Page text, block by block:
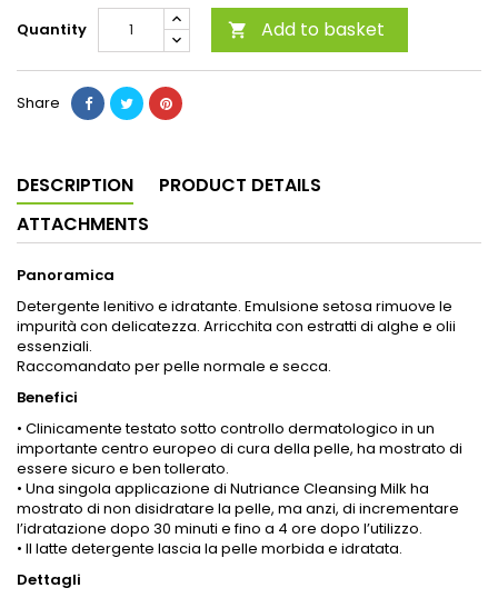
Quantity  Add to basket
Share
DESCRIPTION
PRODUCT DETAILS
ATTACHMENTS
Panoramica
Detergente lenitivo e idratante. Emulsione setosa rimuove le
impurità con delicatezza. Arricchita con estratti di alghe e olii
essenziali.
Raccomandato per pelle normale e secca.
Benefici
• Clinicamente testato sotto controllo dermatologico in un
importante centro europeo di cura della pelle, ha mostrato di
essere sicuro e ben tollerato.
• Una singola applicazione di Nutriance Cleansing Milk ha
mostrato di non disidratare la pelle, ma anzi, di incrementare
l’idratazione dopo 30 minuti e fino a 4 ore dopo l’utilizzo.
• Il latte detergente lascia la pelle morbida e idratata.
Dettagli